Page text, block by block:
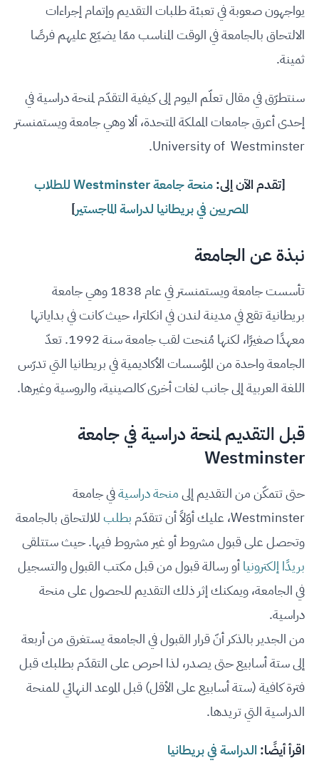
يواجهون صعوبة في تعبئة طلبات التقديم وإتمام إجراءات
الالتحاق بالجامعة في الوقت المناسب ممّا يضيّع عليهم فرصًا
ثمينة.
سنتطرّق في مقال تعلّم اليوم إلى كيفية التقدّم لمنحة دراسية في
إحدى أعرق جامعات المملكة المتحدة، ألا وهي جامعة ويستمنستر
University of Westminster.
[تقدم الآن إلى:
منحة جامعة Westminster للطلاب
المصريين في بريطانيا لدراسة الماجستير]
نبذة عن الجامعة
تأسست جامعة ويستمنستر في عام 1838 وهي جامعة
بريطانية تقع في مدينة لندن في انكلترا، حيث كانت في بداياتها
معهدًا صغيرًا، لكنها مُنحت لقب جامعة سنة 1992. تعدّ
الجامعة واحدة من المؤسسات الأكاديمية في بريطانيا التي تدرّس
اللغة العربية إلى جانب لغات أخرى كالصينية، والروسية وغيرها.
قبل التقديم لمنحة دراسية في جامعة
Westminster
حتى تتمكّن من التقديم إلىمنحة دراسيةفي جامعة
Westminster، عليك أوّلاً أن تتقدّم
بطلبللالتحاق بالجامعة
وتحصل على قبول مشروط أو غير مشروط فيها. حيث ستتلقى
بريدًا إلكترونياأو رسالة قبول من قبل مكتب القبول والتسجيل
في الجامعة، ويمكنك إثر ذلك التقديم للحصول على منحة
دراسية.
من الجدير بالذكر أنّ قرار القبول في الجامعة يستغرق من أربعة
إلى ستة أسابيع حتى يصدر، لذا احرص على التقدّم بطلبك قبل
فترة كافية (ستة أسابيع على الأقل) قبل الموعد النهائي للمنحة
الدراسية التي تريدها.
اقرأ أيضًا: الدراسة في بريطانيا